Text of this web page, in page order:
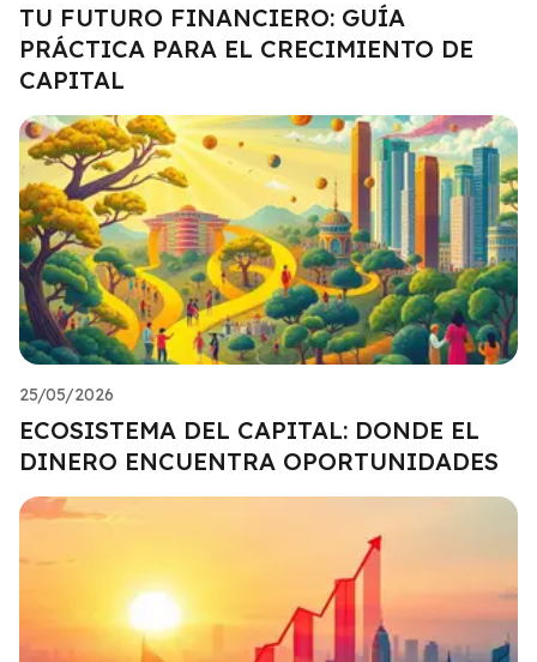
TU FUTURO FINANCIERO: GUÍA
PRÁCTICA PARA EL CRECIMIENTO DE
CAPITAL
25/05/2026
ECOSISTEMA DEL CAPITAL: DONDE EL
DINERO ENCUENTRA OPORTUNIDADES